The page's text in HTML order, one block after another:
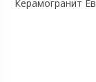
Керамогранит